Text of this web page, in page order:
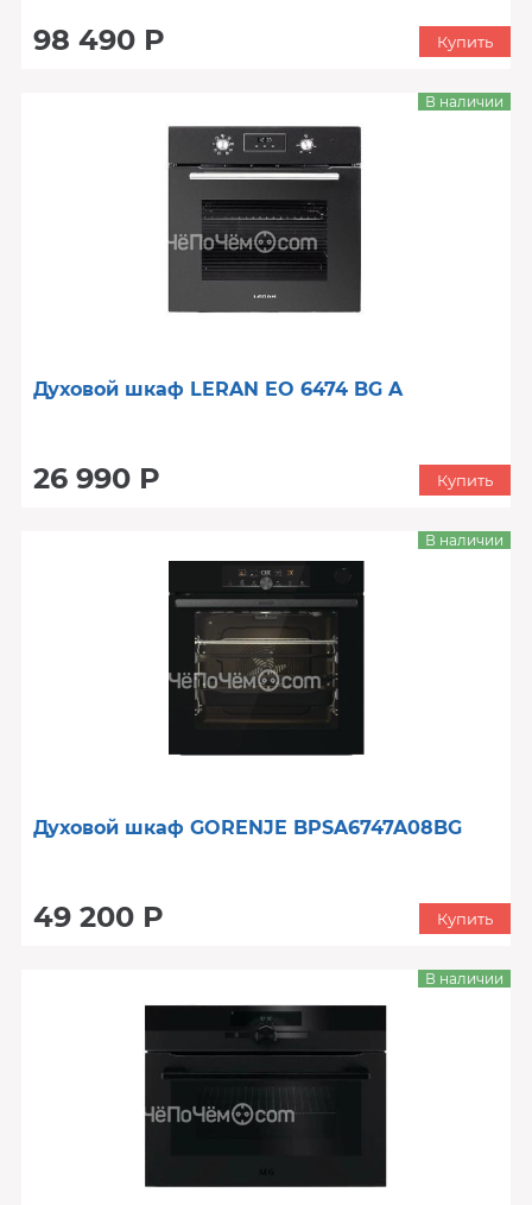
98 490 Р Купить
Духовой шкаф LERAN EO 6474 BG A
26 990 Р
В наличии
Купить
Духовой шкаф GORENJE BPSA6747A08BG
49 200 Р
В наличии
Купить
В наличии